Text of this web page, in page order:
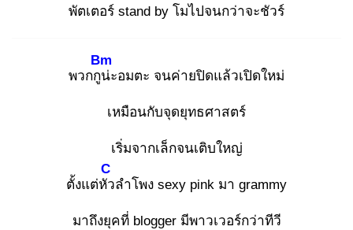
พัตเตอร์ stand by โมไปจนกว่าจะชัวร์
พวกกูน่
Bm
ะอมตะ จนค่ายปิดแล้วเปิดใหม่
เหมือนกับจุดยุทธศาสตร์
เริ่มจากเล็กจนเติบใหญ่
ตั้งแต่หัว
C
ลำโพง sexy pink มา grammy
มาถึงยุคที่ blogger มีพาวเวอร์กว่าทีวี